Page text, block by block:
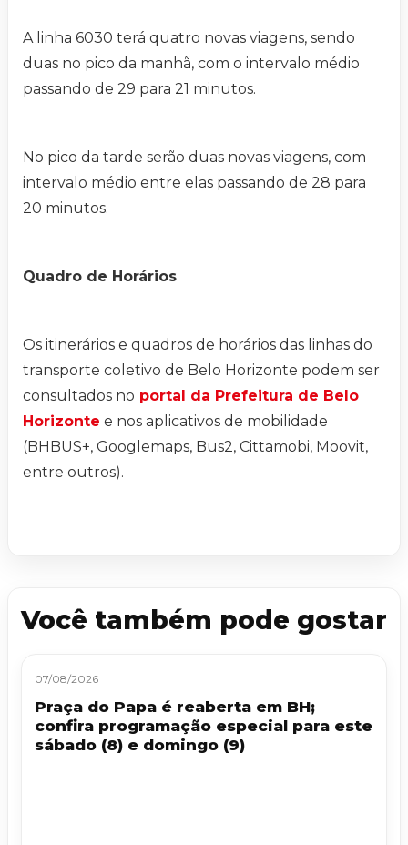
A linha 6030 terá quatro novas viagens, sendo
duas no pico da manhã, com o intervalo médio
passando de 29 para 21 minutos.
No pico da tarde serão duas novas viagens, com
intervalo médio entre elas passando de 28 para
20 minutos.
Quadro de Horários
Os itinerários e quadros de horários das linhas do
transporte coletivo de Belo Horizonte podem ser
consultados no portal da Prefeitura de Belo
Horizonte e nos aplicativos de mobilidade
(BHBUS+, Googlemaps, Bus2, Cittamobi, Moovit,
entre outros).
Você também pode gostar
07/08/2026
Praça do Papa é reaberta em BH;
confira programação especial para este
sábado (8) e domingo (9)